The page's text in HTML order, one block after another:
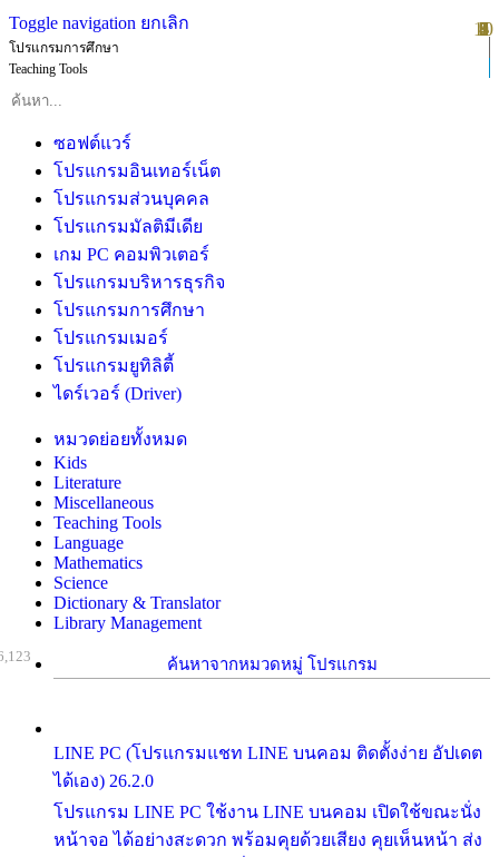
Toggle navigation ยกเลิก
โปรแกรมการศึกษา
Teaching Tools
ซอฟต์แวร์
โปรแกรมอินเทอร์เน็ต
โปรแกรมส่วนบุคคล
โปรแกรมมัลติมีเดีย
เกม PC คอมพิวเตอร์
โปรแกรมบริหารธุรกิจ
โปรแกรมการศึกษา
โปรแกรมเมอร์
โปรแกรมยูทิลิตี้
ไดร์เวอร์ (Driver)
หมวดย่อยทั้งหมด
Kids
Literature
Miscellaneous
Teaching Tools
Language
Mathematics
Science
Dictionary & Translator
Library Management
ค้นหาจากหมวดหมู่ โปรแกรม
LINE PC (โปรแกรมแชท LINE บนคอม ติดตั้งง่าย อัปเดต
ได้เอง) 26.2.0
โปรแกรม LINE PC ใช้งาน LINE บนคอม เปิดใช้ขณะนั่ง
หน้าจอ ได้อย่างสะดวก พร้อมคุยด้วยเสียง คุยเห็นหน้า ส่ง
1
2
3
4
5
6
7
8
9
10